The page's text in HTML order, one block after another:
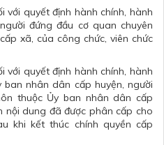
với quyết định hành chính, hành
đứng đầu cơ quan chuyên
xã, của công chức, viên chức
với quyết định hành chính, hành
nhân dân cấp huyện, người
thuộc Ủy ban nhân dân cấp
nội dung đã được phân cấp cho
khi kết thúc chính quyền cấp